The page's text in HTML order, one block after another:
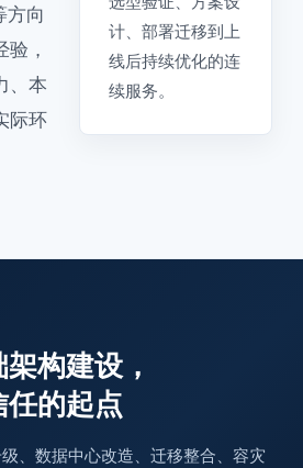
方向
，
、本
际环
计、部署迁移到上
线后持续优化的连
续服务。
、数据中心改造、迁移整合、容灾